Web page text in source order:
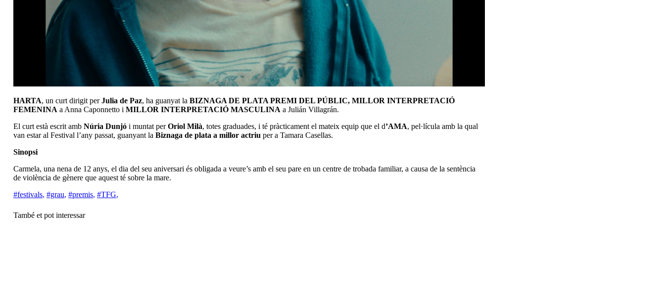
HARTA, un curt dirigit perJulia de Paz, ha guanyat la BIZNAGA DE PLATA PREMI DEL PÚBLIC, MILLOR INTERPRETACIÓ
FEMENINA a Anna Caponnetto i MILLOR INTERPRETACIÓ MASCULINA a Julián Villagrán.
El curt està escrit amb Núria Dunjó i muntat perOriol Milà, totes graduades, i té pràcticament el mateix equip que el d’AMA, pel·lícula amb la qual
van estar al Festival l’any passat, guanyant la Biznaga de plata a millor actriu per a Tamara Casellas.
Sinopsi
Carmela, una nena de 12 anys, el dia del seu aniversari és obligada a veure’s amb el seu pare en un centre de trobada familiar, a causa de la sentència
de violència de gènere que aquest té sobre la mare.
#festivals, #grau, #premis, #TFG,
També et pot interessar